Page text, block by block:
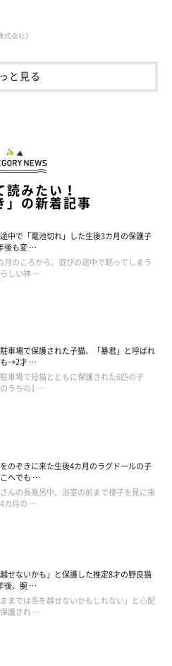
式会社)
と見る
読みたい！
」の新着記事
中で「電池切れ」した生後3カ月の保護子
も変 …
月のころから、遊びの途中で眠ってしまう
しい神 …
車場で保護された子猫、「暴君」と呼ばれ
も→2才 …
車場で母猫とともに保護された6匹の子
うちの1 …
のぞきに来た生後4カ月のラグドールの子
へでも …
んの長風呂中、浴室の前まで様子を見に来
カ月の …
越せないかも」と保護した推定8才の野良猫
後、腕 …
ままでは冬を越せないかもしれない」と心配
護され …